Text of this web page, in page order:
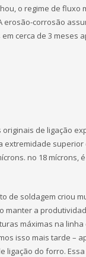
o regime de fluxo
erosão-corrosão
cerca de 3 meses
de ligação
extremidade
no 18 mícrons,
de soldagem criou
manter a
máximas na
isso mais tarde –
ligação do forro.